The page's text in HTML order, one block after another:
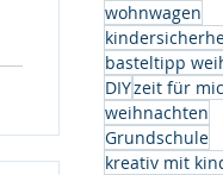
wohnwagen
basteltipp
DIYzeit für
weihnachten
Grundschule
kreativ mit